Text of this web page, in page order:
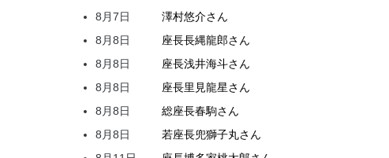
8月7日
澤村悠介さん
8月8日
座長長縄龍郎さん
8月8日
座長浅井海斗さん
8月8日
座長里見龍星さん
8月8日
総座長春駒さん
8月8日
若座長兜獅子丸さん